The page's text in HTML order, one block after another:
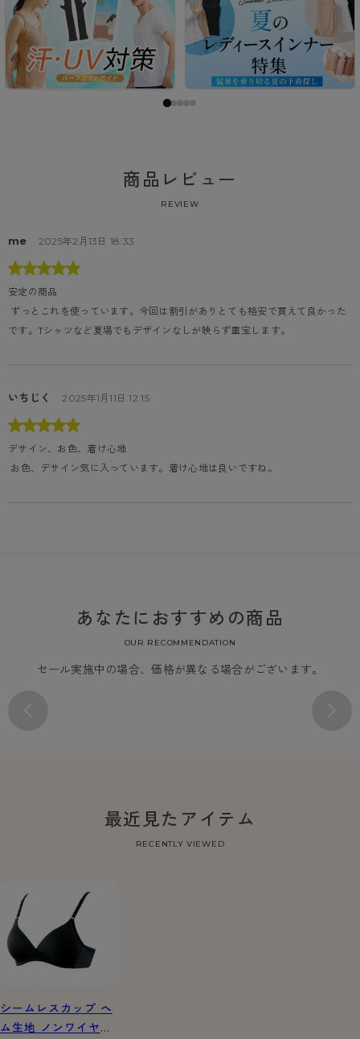
商品レビュー
REVIEW
me 2025年2月13日 18:33
安定の商品
です。Tシャツなど夏場でもデザインなしが映らず重宝します。
いちじく 2025年1月11日 12:15
デサイン、お色、着け心地
お色、デサイン気に入っています。着け心地は良いですね。
あなたにおすすめの商品
OUR RECOMMENDATION
セール実施中の場合、価格が異なる場合がございます。
最近見たアイテム
RECENTLY VIEWED
シームレスカップ ヘ
ム生地 ノンワイヤー